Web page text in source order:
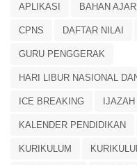
APLIKASI BAHAN AJAR
CPNS DAFTAR NILAI
GURU PENGGERAK
HARI LIBUR NASIONAL
ICE BREAKING IJAZAH
KALENDER PENDIDIKAN
KURIKULUM